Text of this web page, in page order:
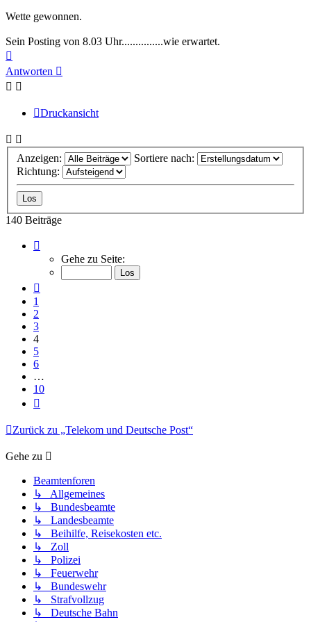
Wette gewonnen.
Sein Posting von 8.03 Uhr...............wie erwartet.
oben
Antworten
Druckansicht
Anzeigen:
Sortiere nach:
Richtung:
140 Beiträge
von
Gehe zu Seite:
1
2
3
4
5
6
…
10
Zurück zu „Telekom und Deutsche Post“
Gehe zu
Beamtenforen
↳ Allgemeines
↳ Bundesbeamte
↳ Landesbeamte
↳ Beihilfe, Reisekosten etc.
↳ Zoll
↳ Polizei
↳ Feuerwehr
↳ Bundeswehr
↳ Strafvollzug
↳ Deutsche Bahn